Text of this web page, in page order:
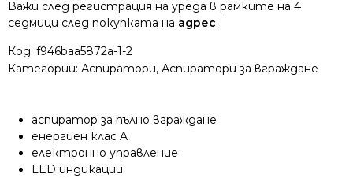
Важи след регистрация на уреда в рамките на 4
седмици след покупката на адрес.
Код: f946baa5872a-1-2
Категории: Аспиратори, Аспиратори за вграждане
аспиратор за пълно вграждане
енергиен клас A
електронно управление
LED индикации